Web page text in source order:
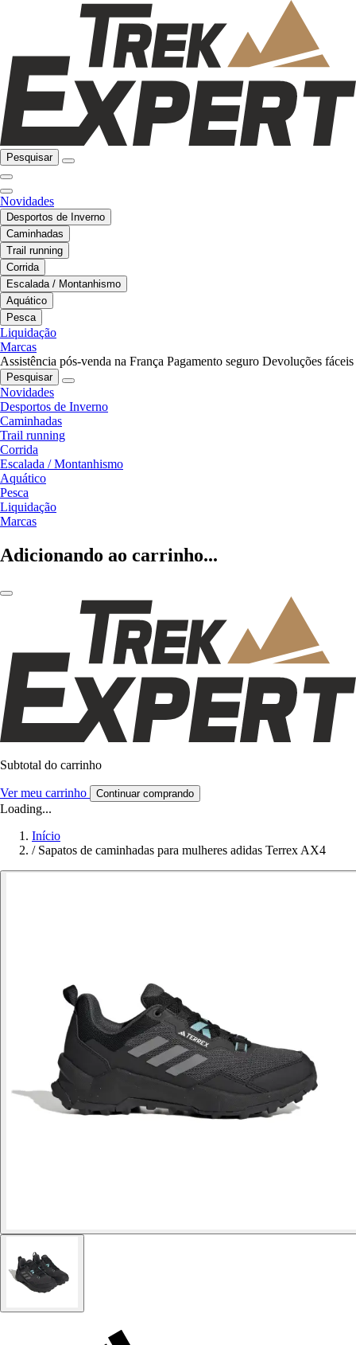
Pesquisar
Novidades
Desportos de Inverno
Caminhadas
Trail running
Corrida
Escalada / Montanhismo
Aquático
Pesca
Liquidação
Marcas
Assistência pós-venda na França Pagamento seguro Devoluções fáceis
Pesquisar
Novidades
Desportos de Inverno
Caminhadas
Trail running
Corrida
Escalada / Montanhismo
Aquático
Pesca
Liquidação
Marcas
Adicionando ao carrinho...
Subtotal do carrinho
Ver meu carrinho Continuar comprando
Loading...
Início
/ Sapatos de caminhadas para mulheres adidas Terrex AX4